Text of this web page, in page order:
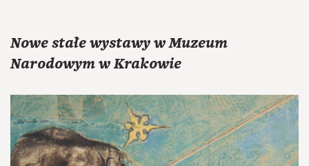
Nowe stałe wystawy w Muzeum
Narodowym w Krakowie